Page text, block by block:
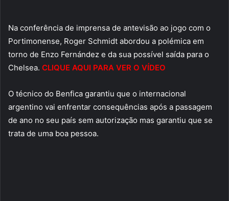
Na conferência de imprensa de antevisão ao jogo com o
Portimonense, Roger Schmidt abordou a polémica em
torno de Enzo Fernández e da sua possível saída para o
Chelsea. CLIQUE AQUI PARA VER O VÍDEO
O técnico do Benfica garantiu que o internacional
argentino vai enfrentar consequências após a passagem
de ano no seu país sem autorização mas garantiu que se
trata de uma boa pessoa.